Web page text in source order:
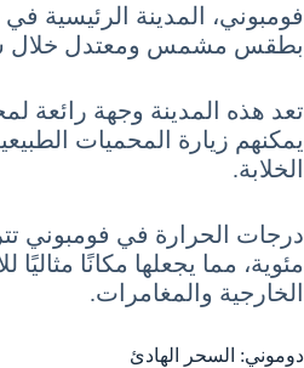
فومبوني، المدينة الرئيسية
بطقس مشمس ومعتدل خلال
تعد هذه المدينة وجهة رائعة
يمكنهم زيارة المحميات
الخلابة.
مئوية، مما يجعلها مكانًا مثاليًا
الخارجية والمغامرات.
دوموني: السحر الهادئ